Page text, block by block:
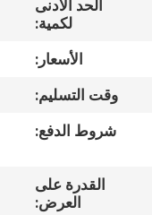
مراقبة
الجودة
اتصل
الحد الأدنى
لكمية:
الأسعار:
وقت التسليم:
شروط الدفع:
القدرة على
العرض: